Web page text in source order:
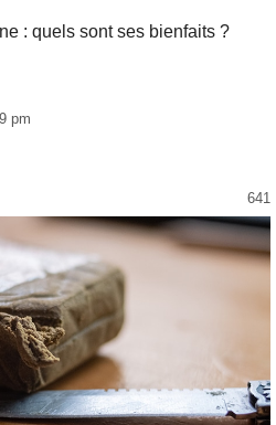
: quels sont ses bienfaits ?
pm
641